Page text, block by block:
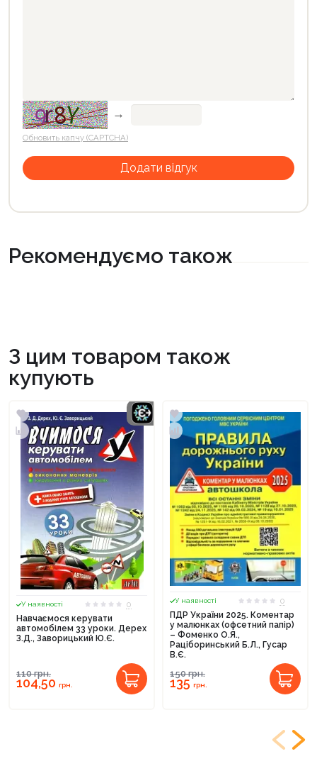
→
Обновить капчу (CAPTCHA)
Рекомендуємо також
З цим товаром також
купують
У наявності
0
Навчаємося керувати
автомобілем 33 уроки. Дерех
З.Д., Заворицький Ю.Є.
110грн.
104,50 грн.
У наявності
0
ПДР України 2025. Коментар
у малюнках (офсетний папір)
– Фоменко О.Я.,
Раціборинський Б.Л., Гусар
В.Є.
150грн.
135грн.